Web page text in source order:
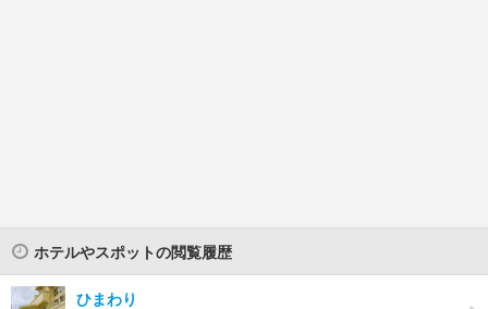
ホテルやスポットの閲覧履歴
ひまわり